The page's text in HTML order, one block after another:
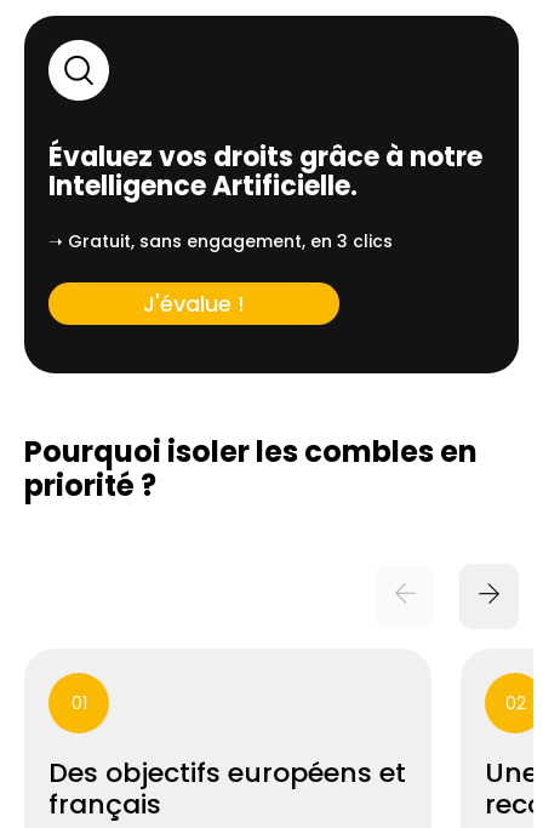
Évaluez vos droits grâce à notre
Intelligence Artificielle.
➝ Gratuit, sans engagement, en 3 clics
J'évalue !
Pourquoi isoler les combles en
priorité ?
01
Des objectifs européens et
français
02